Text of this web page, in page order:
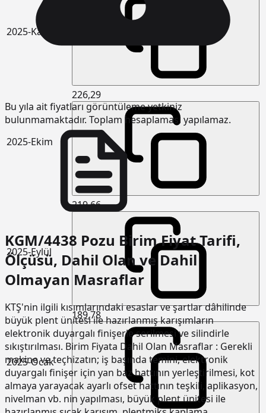
2025-Kasım
2025-Ekim
226,29
2025-Eylül
219,66
2025-Ocak
189,78
Bu yıla ait fiyatları görüntüleme yetkiniz
bulunmamaktadır. Toplam hesaplaması yapılamaz.
KGM/4438 Pozu Birim Fiyat Tarifi,
Ölçüsü, Dahil Olan ve Dahil
Olmayan Masraflar
KTŞ'nin ilgili kısımlarındaki esaslar ve şartlar dâhilinde
büyük plent ünitesi ile hazırlanmış karışımların
elektronik duyargalı finişerle serilmesi ve silindirle
sıkıştırılması. Birim Fiyata Dahil Olan Masraflar : Gerekli
makine ve teçhizatın; iş başında temini, elektronik
duyargalı finişer için yan baz hattının yerleştirilmesi, kot
almaya yarayacak ayarlı ofset hattının teşkili, aplikasyon,
nivelman vb. nin yapılması, büyük plent ünitesi ile